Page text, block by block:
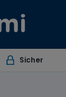
Sicher